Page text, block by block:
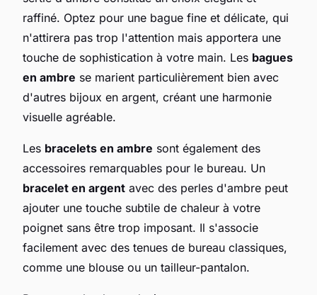
raffiné. Optez pour une bague fine et délicate, qui
n'attirera pas trop l'attention mais apportera une
touche de sophistication à votre main. Les bagues
en ambre se marient particulièrement bien avec
d'autres bijoux en argent, créant une harmonie
visuelle agréable.
Les bracelets en ambre sont également des
accessoires remarquables pour le bureau. Un
bracelet en argent avec des perles d'ambre peut
ajouter une touche subtile de chaleur à votre
poignet sans être trop imposant. Il s'associe
facilement avec des tenues de bureau classiques,
comme une blouse ou un tailleur-pantalon.